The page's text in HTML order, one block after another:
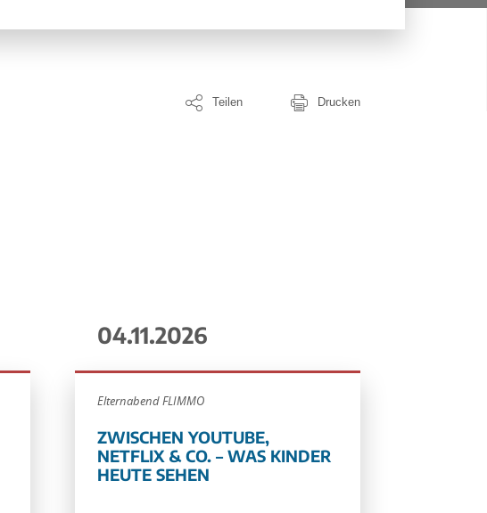
Teilen Drucken
04.11.2026
Elternabend FLIMMO
ZWISCHEN YOUTUBE,
NETFLIX & CO. – WAS KINDER
HEUTE SEHEN